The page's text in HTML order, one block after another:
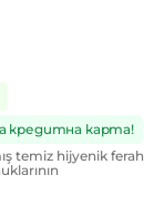
кредитна карта!
temiz hijyenik ferah